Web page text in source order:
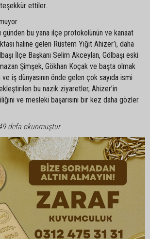
ettiler.
günden bu yana ilçe protokolünün ve kanaat
haline gelen Rüstem Yiğit Ahizer’i, daha
İlçe Başkanı Selim Akceylan, Gölbaşı eski
Şimşek, Gökhan Koçak ve başta olmak
iş dünyasının önde gelen çok sayıda ismi
bu nazik ziyaretler, Ahizer’in
ve mesleki başarısını bir kez daha gözler
defa okunmuştur